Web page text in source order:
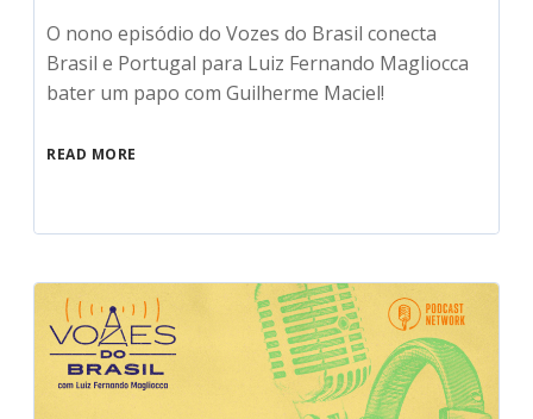
O nono episódio do Vozes do Brasil conecta
Brasil e Portugal para Luiz Fernando Magliocca
bater um papo com Guilherme Maciel!
READ MORE